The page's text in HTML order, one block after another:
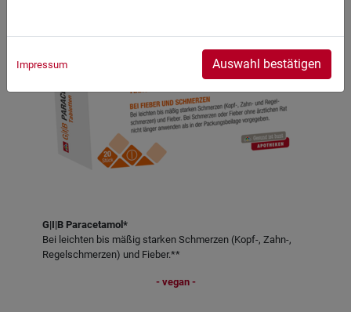
G|I|B Paracetamol*
Bei leichten bis mäßig starken Schmerzen (Kopf-, Zahn-,
Regelschmerzen) und Fieber.**
- vegan -
Impressum Auswahl bestätigen